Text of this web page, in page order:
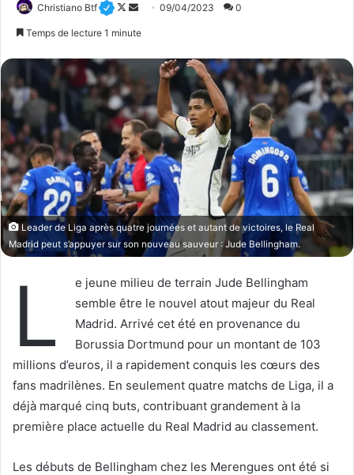
Christiano Btf
F
o
o
n
X
e
r
u
n
c
o
u
r
l
09/04/2023 0
Temps de lecture 1 minute
Leader de Liga après quatre journées et autant de victoires, le Real
Madrid peut s’appuyer sur son nouveau sauveur : Jude Bellingham.
L
e jeune milieu de terrain Jude Bellingham
semble être le nouvel atout majeur du Real
Madrid. Arrivé cet été en provenance du
Borussia Dortmund pour un montant de 103
millions d’euros, il a rapidement conquis les cœurs des
fans madrilènes. En seulement quatre matchs de Liga, il a
déjà marqué cinq buts, contribuant grandement à la
première place actuelle du Real Madrid au classement.
Les débuts de Bellingham chez les Merengues ont été si